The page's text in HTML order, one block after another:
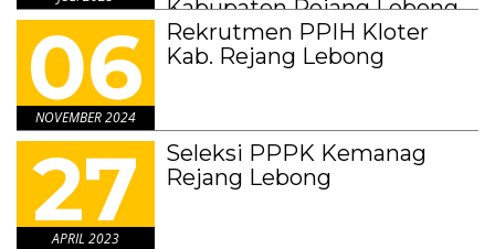
Kabupaten Rejang Lebong
Tahun 2025
06
NOVEMBER 2024
Rekrutmen PPIH Kloter
Kab. Rejang Lebong
27
APRIL 2023
Seleksi PPPK Kemanag
Rejang Lebong